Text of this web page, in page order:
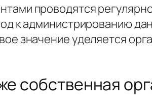
проводятся
к администрированию
значение уделяется
собственная